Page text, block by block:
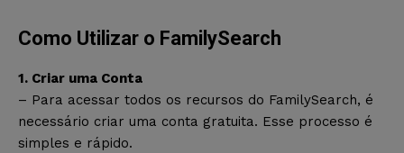
Como Utilizar o FamilySearch
1. Criar uma Conta
– Para acessar todos os recursos do FamilySearch, é
necessário criar uma conta gratuita. Esse processo é
simples e rápido.